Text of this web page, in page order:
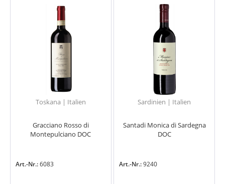
Toskana | Italien
Gracciano Rosso di
Montepulciano DOC
Art.-Nr.:6083
Sardinien | Italien
Santadi Monica di Sardegna
DOC
Art.-Nr.:9240